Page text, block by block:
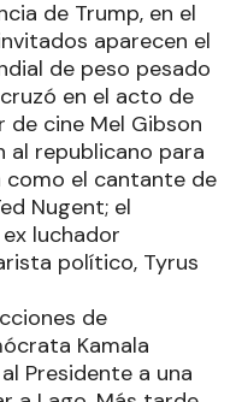
de Trump, en el
aparecen el
de peso pesado
en el acto de
cine Mel Gibson
al republicano para
como el cantante de
Nugent; el
luchador
político, Tyrus
de
Kamala
Presidente a una